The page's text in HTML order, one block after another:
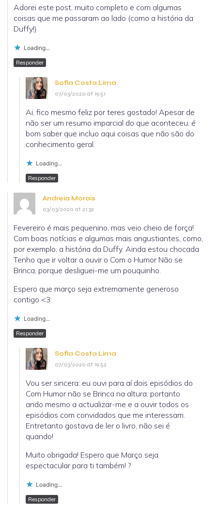
Adorei este post, muito completo e com algumas
coisas que me passaram ao lado (como a história da
Duffy!)
Loading...
Responder
Sofia Costa Lima
07/03/2020 at 19:51
Ai, fico mesmo feliz por teres gostado! Apesar de
não ser um resumo imparcial do que aconteceu, é
bom saber que incluo aqui coisas que não são do
conhecimento geral.
Loading...
Responder
Andreia Morais
03/03/2020 at 21:32
Fevereiro é mais pequenino, mas veio cheio de força!
Com boas notícias e algumas mais angustiantes, como,
por exemplo, a história da Duffy. Ainda estou chocada
Tenho que ir voltar a ouvir o Com o Humor Não se
Brinca, porque desliguei-me um pouquinho.
Espero que março seja extremamente generoso
contigo <3
Loading...
Responder
Sofia Costa Lima
07/03/2020 at 19:52
Vou ser sincera: eu ouvi para aí dois episódios do
Com Humor não se Brinca na altura, portanto
ando mesmo a actualizar-me e a ouvir todos os
episódios com convidados que me interessam.
Entretanto gostava de ler o livro, não sei é
quando!
Muito obrigada! Espero que Março seja
espectacular para ti também! ?
Loading...
Responder